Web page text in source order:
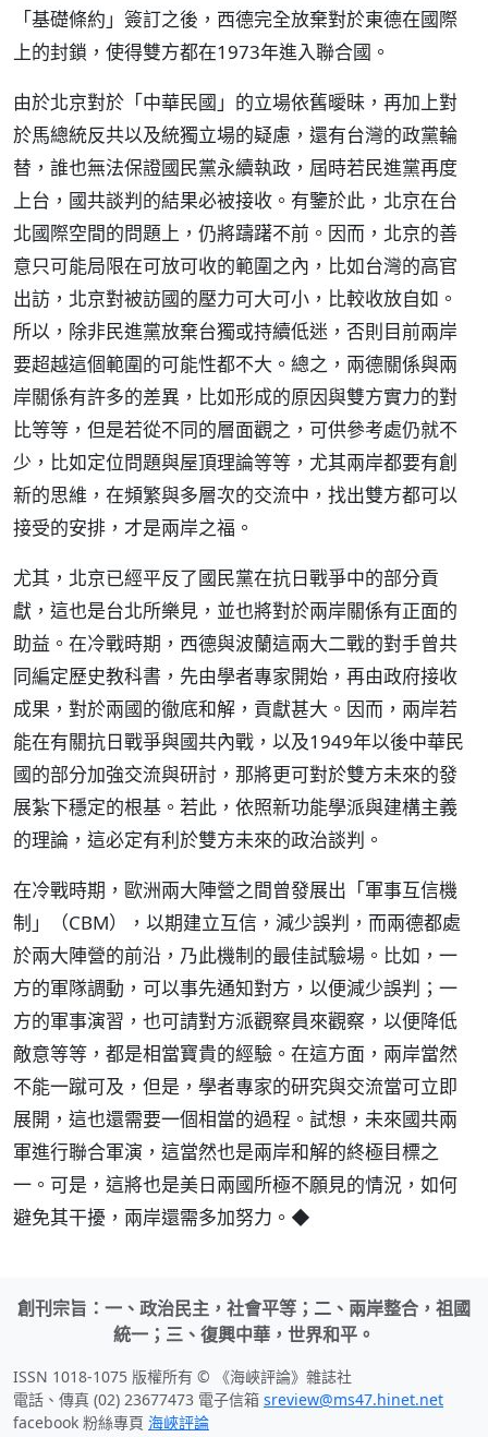
「基礎條約」簽訂之後，西德完全放棄對於東德在國際
上的封鎖，使得雙方都在1973年進入聯合國。
由於北京對於「中華民國」的立場依舊曖昧，再加上對
於馬總統反共以及統獨立場的疑慮，還有台灣的政黨輪
替，誰也無法保證國民黨永續執政，屆時若民進黨再度
上台，國共談判的結果必被接收。有鑒於此，北京在台
北國際空間的問題上，仍將躊躇不前。因而，北京的善
意只可能局限在可放可收的範圍之內，比如台灣的高官
出訪，北京對被訪國的壓力可大可小，比較收放自如。
所以，除非民進黨放棄台獨或持續低迷，否則目前兩岸
要超越這個範圍的可能性都不大。總之，兩德關係與兩
岸關係有許多的差異，比如形成的原因與雙方實力的對
比等等，但是若從不同的層面觀之，可供參考處仍就不
少，比如定位問題與屋頂理論等等，尤其兩岸都要有創
新的思維，在頻繁與多層次的交流中，找出雙方都可以
接受的安排，才是兩岸之福。
尤其，北京已經平反了國民黨在抗日戰爭中的部分貢
獻，這也是台北所樂見，並也將對於兩岸關係有正面的
助益。在冷戰時期，西德與波蘭這兩大二戰的對手曾共
同編定歷史教科書，先由學者專家開始，再由政府接收
成果，對於兩國的徹底和解，貢獻甚大。因而，兩岸若
能在有關抗日戰爭與國共內戰，以及1949年以後中華民
國的部分加強交流與研討，那將更可對於雙方未來的發
展紮下穩定的根基。若此，依照新功能學派與建構主義
的理論，這必定有利於雙方未來的政治談判。
在冷戰時期，歐洲兩大陣營之間曾發展出「軍事互信機
制」（CBM），以期建立互信，減少誤判，而兩德都處
於兩大陣營的前沿，乃此機制的最佳試驗場。比如，一
方的軍隊調動，可以事先通知對方，以便減少誤判；一
方的軍事演習，也可請對方派觀察員來觀察，以便降低
敵意等等，都是相當寶貴的經驗。在這方面，兩岸當然
不能一蹴可及，但是，學者專家的研究與交流當可立即
展開，這也還需要一個相當的過程。試想，未來國共兩
軍進行聯合軍演，這當然也是兩岸和解的終極目標之
一。可是，這將也是美日兩國所極不願見的情況，如何
避免其干擾，兩岸還需多加努力。◆
創刊宗旨：一、政治民主，社會平等；二、兩岸整合，祖國
統一；三、復興中華，世界和平。
ISSN 1018-1075 版權所有 © 《海峽評論》雜誌社
電話、傳真 (02) 23677473 電子信箱 sreview@ms47.hinet.net
facebook 粉絲專頁 海峽評論